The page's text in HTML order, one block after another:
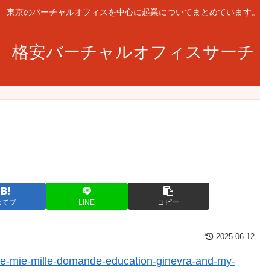
東京のバーチャルオフィスを中心に起業についてまとめています。
格安バーチャルオフィスサーチ
てブ LINE コピー
2025.06.12
mie-mille-domande-education-ginevra-and-my-